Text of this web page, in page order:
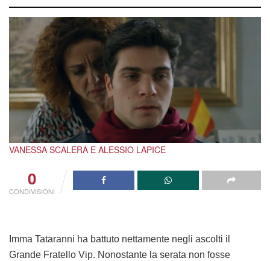
VANESSA SCALERA E ALESSIO LAPICE
0
CONDIVISIONI
Imma Tataranni ha battuto nettamente negli ascolti il
Grande Fratello Vip. Nonostante la serata non fosse